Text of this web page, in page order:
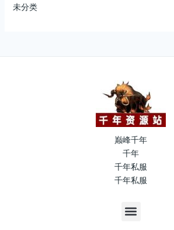
未分类
巅峰千年
千年
千年私服
千年私服
M
e